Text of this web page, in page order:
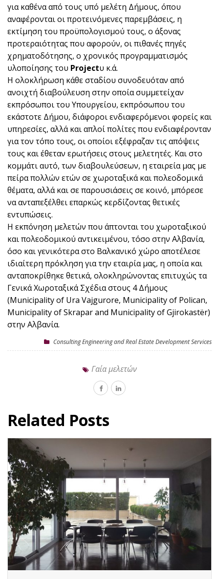
για καθένα από τους υπό μελέτη Δήμους, όπου
αναφέρονται οι προτεινόμενες παρεμβάσεις, η
εκτίμηση του προϋπολογισμού τους, ο άξονας
προτεραιότητας που αφορούν, οι πιθανές πηγές
χρηματοδότησης, ο χρονικός προγραμματισμός
υλοποίησης του Projectυ κ.ά.
Η ολοκλήρωση κάθε σταδίου συνοδευόταν από
ανοιχτή διαβούλευση στην οποία συμμετείχαν
εκπρόσωποι του Υπουργείου, εκπρόσωπου του
εκάστοτε Δήμου, διάφοροι ενδιαφερόμενοι φορείς και
υπηρεσίες, αλλά και απλοί πολίτες που ενδιαφέρονταν
για τον τόπο τους, οι οποίοι εξέφραζαν τις απόψεις
τους και έθεταν ερωτήσεις στους μελετητές. Και στο
κομμάτι αυτό, των διαβουλεύσεων, η εταιρεία μας με
πείρα πολλών ετών σε χωροταξικά και πολεοδομικά
θέματα, αλλά και σε παρουσιάσεις σε κοινό, μπόρεσε
να ανταπεξέλθει επαρκώς κερδίζοντας θετικές
εντυπώσεις.
Η εκπόνηση μελετών που άπτονται του χωροταξικού
και πολεοδομικού αντικειμένου, τόσο στην Αλβανία,
όσο και γενικότερα στο Βαλκανικό χώρο αποτέλεσε
ιδιαίτερη πρόκληση για την εταιρία μας, η οποία και
ανταποκρίθηκε θετικά, ολοκληρώνοντας επιτυχώς τα
Γενικά Χωροταξικά Σχέδια στους 4 Δήμους
(Municipality of Ura Vajgurore, Municipality of Polican,
Municipality of Skrapar and Municipality of Gjirokastër)
στην Αλβανία.
Consulting Engineering and Real Estate Development Services
Γαία μελετών
Related Posts